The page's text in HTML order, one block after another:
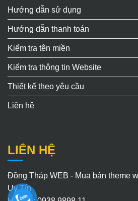
Hướng dẫn sử dụng
Hướng dẫn thanh toán
Kiểm tra tên miền
Kiểm tra thông tin Website
Thiết kế theo yêu cầu
Liên hệ
LIÊN HỆ
Đồng Tháp WEB - Mua bán theme
Uy Tín